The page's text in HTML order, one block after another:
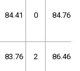
84.41 0 84.76
83.76 2 86.46